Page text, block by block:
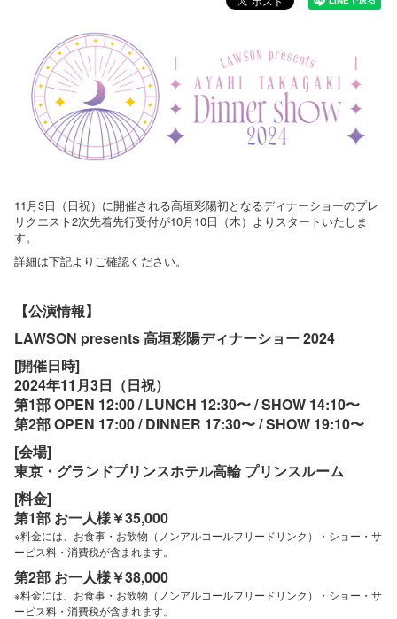
11月3日（日祝）に開催される高垣彩陽初となるディナーショーのプレ
リクエスト2次先着先行受付が10月10日（木）よりスタートいたしま
す。
詳細は下記よりご確認ください。
【公演情報】
LAWSON presents 高垣彩陽ディナーショー 2024
[開催日時]
2024年11月3日（日祝）
第1部 OPEN 12:00 / LUNCH 12:30〜 / SHOW 14:10〜
第2部 OPEN 17:00 / DINNER 17:30〜 / SHOW 19:10〜
[会場]
東京・グランドプリンスホテル高輪 プリンスルーム
[料金]
第1部 お一人様￥35,000
※料金には、お食事・お飲物（ノンアルコールフリードリンク）・ショー・サ
ービス料・消費税が含まれます。
第2部 お一人様￥38,000
※料金には、お食事・お飲物（ノンアルコールフリードリンク）・ショー・サ
ービス料・消費税が含まれます。